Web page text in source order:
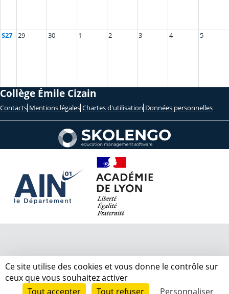
S27 29 30 1 2 3 4 5
Collège Émile Cizain
Contacts Mentions légales Chartes d'utilisation Données personnelles
Ce site utilise des cookies et vous donne le contrôle sur
ceux que vous souhaitez activer
Tout accepter
Tout refuser Personnaliser